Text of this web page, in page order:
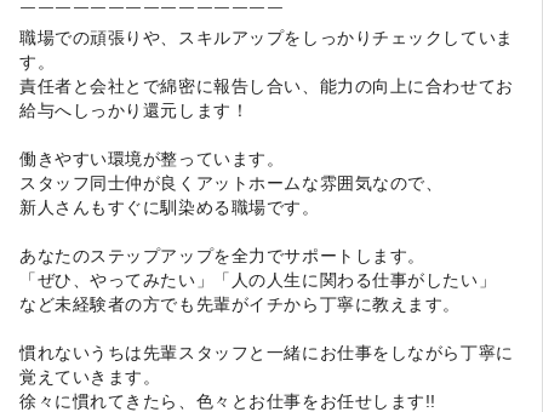
￣￣￣￣￣￣￣￣￣￣￣￣￣￣￣
職場での頑張りや、スキルアップをしっかりチェックしていま
す。
責任者と会社とで綿密に報告し合い、能力の向上に合わせてお
給与へしっかり還元します！
働きやすい環境が整っています。
スタッフ同士仲が良くアットホームな雰囲気なので、
新人さんもすぐに馴染める職場です。
あなたのステップアップを全力でサポートします。
「ぜひ、やってみたい」「人の人生に関わる仕事がしたい」
など未経験者の方でも先輩がイチから丁寧に教えます。
慣れないうちは先輩スタッフと一緒にお仕事をしながら丁寧に
覚えていきます。
徐々に慣れてきたら、色々とお仕事をお任せします!!